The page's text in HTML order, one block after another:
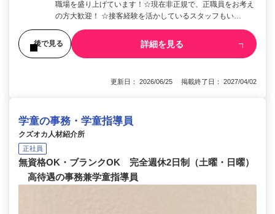
職場を盛り上げています！☆現在非正規で、正職員をお考え
の方大歓迎！ ☆接客経験を活かしているスタッフもい…
後で見る 詳細を見る
更新日： 2026/06/25 掲載終了日： 2027/04/02
学童の事務・学童指導員
クズオカ人材紹介所
正社員
無資格OK・ブランクOK 完全週休2日制（土曜・日曜）
高待遇の事務兼学童指導員